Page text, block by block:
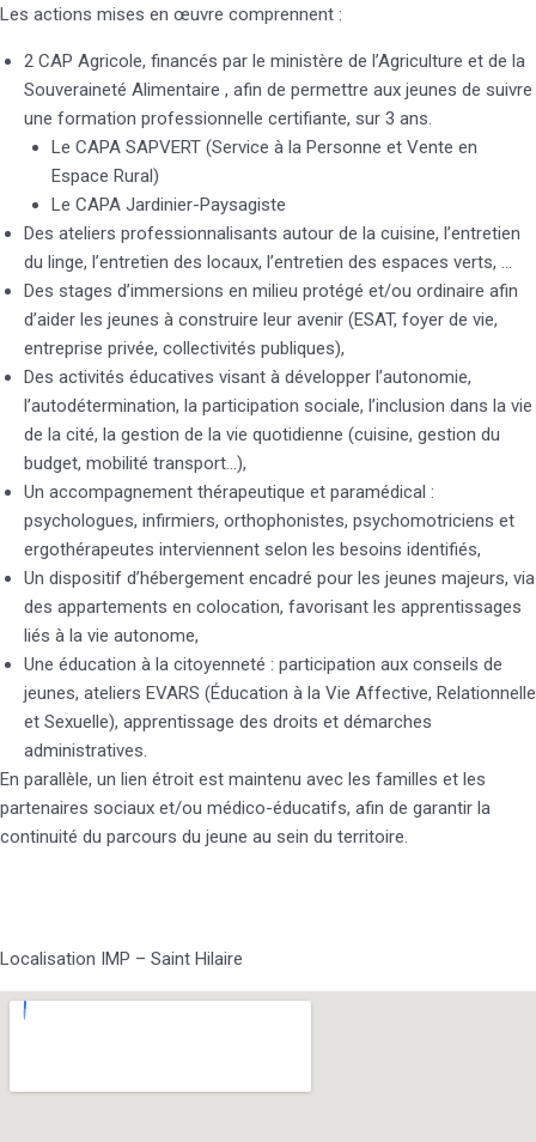
Les actions mises en œuvre comprennent :
2 CAP Agricole, financés par le ministère de l’Agriculture et de la
Souveraineté Alimentaire , afin de permettre aux jeunes de suivre
une formation professionnelle certifiante, sur 3 ans.
Le CAPA SAPVERT (Service à la Personne et Vente en
Espace Rural)
Le CAPA Jardinier-Paysagiste
Des ateliers professionnalisants autour de la cuisine, l’entretien
du linge, l’entretien des locaux, l’entretien des espaces verts, …
Des stages d’immersions en milieu protégé et/ou ordinaire afin
d’aider les jeunes à construire leur avenir (ESAT, foyer de vie,
entreprise privée, collectivités publiques),
Des activités éducatives visant à développer l’autonomie,
l’autodétermination, la participation sociale, l’inclusion dans la vie
de la cité, la gestion de la vie quotidienne (cuisine, gestion du
budget, mobilité transport…),
Un accompagnement thérapeutique et paramédical :
psychologues, infirmiers, orthophonistes, psychomotriciens et
ergothérapeutes interviennent selon les besoins identifiés,
Un dispositif d’hébergement encadré pour les jeunes majeurs, via
des appartements en colocation, favorisant les apprentissages
liés à la vie autonome,
Une éducation à la citoyenneté : participation aux conseils de
jeunes, ateliers EVARS (Éducation à la Vie Affective, Relationnelle
et Sexuelle), apprentissage des droits et démarches
administratives.
En parallèle, un lien étroit est maintenu avec les familles et les
partenaires sociaux et/ou médico-éducatifs, afin de garantir la
continuité du parcours du jeune au sein du territoire.
Localisation IMP – Saint Hilaire